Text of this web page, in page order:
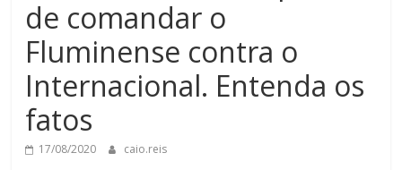
de comandar o
Fluminense contra o
Internacional. Entenda os
fatos
17/08/2020 caio.reis